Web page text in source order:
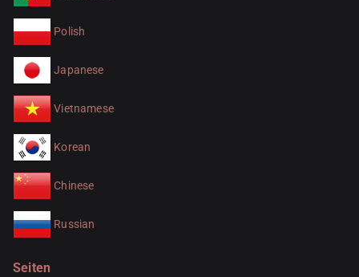
Polish
Japanese
Vietnamese
Korean
Chinese
Russian
Seiten